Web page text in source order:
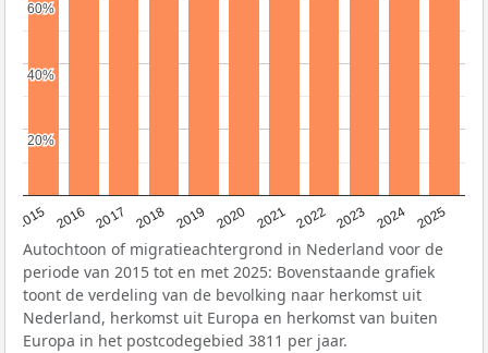
2015 2016 2017 2018 2019 2020 2021 2022 2023 2024 2025
20%
20%
40%
40%
60%
60%
Autochtoon of migratieachtergrond in Nederland voor de
periode van 2015 tot en met 2025: Bovenstaande grafiek
toont de verdeling van de bevolking naar herkomst uit
Nederland, herkomst uit Europa en herkomst van buiten
Europa in het postcodegebied 3811 per jaar.